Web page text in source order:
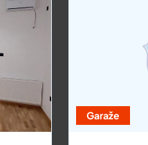
Garaže